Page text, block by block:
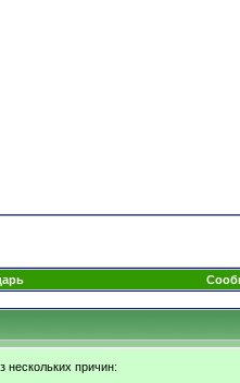
нескольких причин: